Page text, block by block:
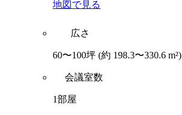
地図で見る
広さ
60〜100坪 (約 198.3〜330.6 m²)
会議室数
1部屋